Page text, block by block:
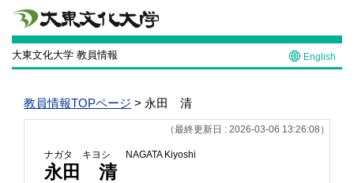
大東文化大学 教員情報 English
教員情報TOPページ > 永田 清
（最終更新日 : 2026-03-06 13:26:08）
ナガタ キヨシ NAGATA Kiyoshi
永田 清